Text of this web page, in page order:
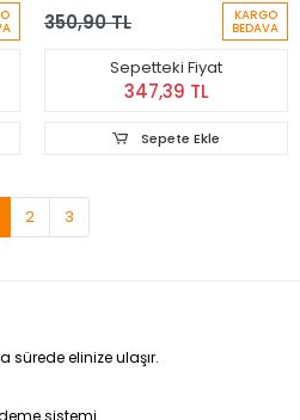
350,90 TL KARGO
BEDAVA
Sepetteki Fiyat
347,39 TL
Sepete Ekle
2 3
sürede elinize ulaşır.
sistemi